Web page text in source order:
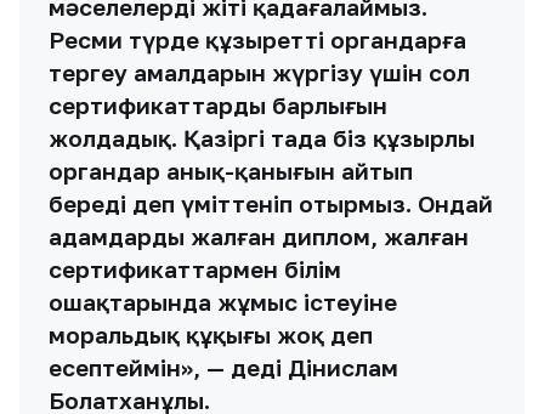
ошақтарында жұмыс істеуіне
моральдық құқығы жоқ деп
есептеймін», — деді Дінислам
Болатханұлы.
Мақаланы бағалаңыз
Жақсы